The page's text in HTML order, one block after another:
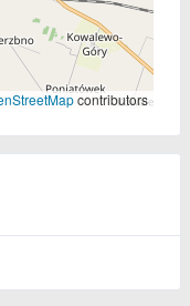
contributors